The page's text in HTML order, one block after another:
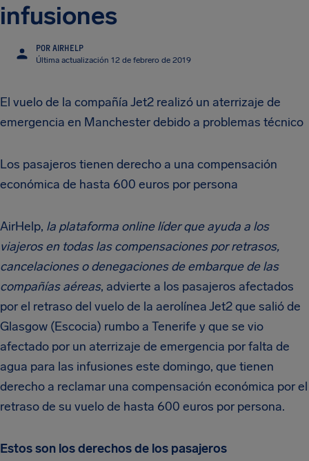
infusiones
POR AIRHELP
Última actualización 12 de febrero de 2019
El vuelo de la compañía Jet2 realizó un aterrizaje de
emergencia en Manchester debido a problemas técnico
Los pasajeros tienen derecho a una compensación
económica de hasta 600 euros por persona
AirHelp, la plataforma online líder que ayuda a los
viajeros en todas las compensaciones por retrasos,
cancelaciones o denegaciones de embarque de las
compañías aéreas, advierte a los pasajeros afectados
por el retraso del vuelo de la aerolínea Jet2 que salió de
Glasgow (Escocia) rumbo a Tenerife y que se vio
afectado por un aterrizaje de emergencia por falta de
agua para las infusiones este domingo, que tienen
derecho a reclamar una compensación económica por el
retraso de su vuelo de hasta 600 euros por persona.
Estos son los derechos de los pasajeros